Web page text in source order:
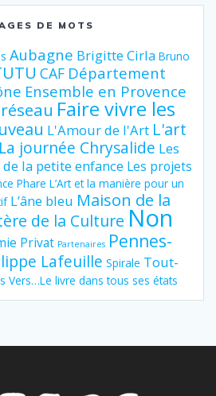
DE MOTS
Aubagne Brigitte Cirla Bruno
CAF Département
Ensemble en Provence
Faire vivre les
L'Amour de l'Art L'art
La journée Chrysalide Les
la petite enfance Les projets
Phare L’Art et la manière pour un
L’âne bleu Maison de la
de la Culture Non
Privat Partenaires Pennes-
Lafeuille Spirale Tout-
Vers…Le livre dans tous ses états